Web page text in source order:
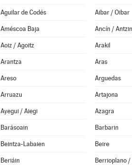
Aguilar de Codés Aibar / Oibar
Améscoa Baja Ancín / Antzin
Aoiz / Agoitz Arakil
Arantza Aras
Areso Arguedas
Arruazu Artajona
Ayegui / Aiegi Azagra
Barásoain Barbarin
Beintza-Labaien Beire
Beriáin Berrioplano